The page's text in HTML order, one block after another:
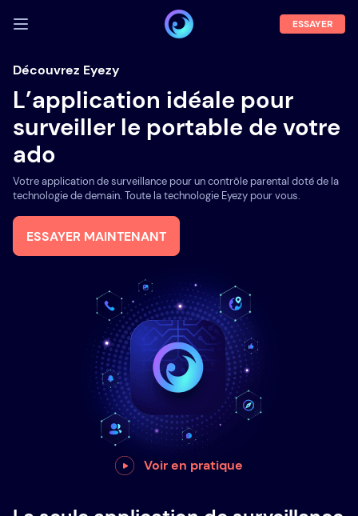
SE CONNECTER
Démo
Fonctions
A propos
Blog
ESSAYER
Découvrez Eyezy
L’application idéale pour
surveiller le portable de votre
ado
Votre application de surveillance pour un contrôle parental doté de la
technologie de demain. Toute la technologie Eyezy pour vous.
ESSAYER MAINTENANT
Voir en pratique